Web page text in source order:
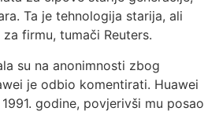
Ta je tehnologija starija, ali
firmu, tumači Reuters.
su na anonimnosti zbog
je odbio komentirati. Huawei
godine, povjerivši mu posao